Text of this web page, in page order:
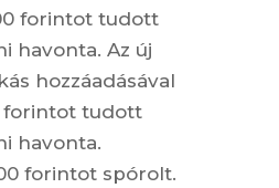
forintot tudott
havonta. Az új
hozzáadásával
forintot tudott
havonta.
forintot spórolt.